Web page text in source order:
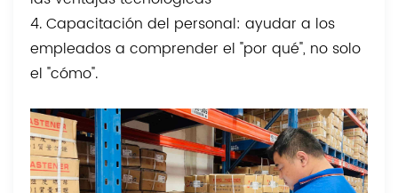
4. Capacitación del personal: ayudar a los
empleados a comprender el "por qué", no solo
el "cómo".